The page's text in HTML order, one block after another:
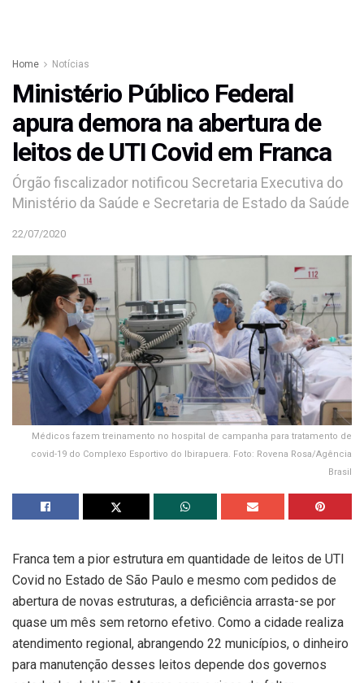
Home Notícias
Ministério Público Federal
apura demora na abertura de
leitos de UTI Covid em Franca
Órgão fiscalizador notificou Secretaria Executiva do
Ministério da Saúde e Secretaria de Estado da Saúde
22/07/2020
Médicos fazem treinamento no hospital de campanha para tratamento de
covid-19 do Complexo Esportivo do Ibirapuera. Foto: Rovena Rosa/Agência
Brasil
Franca tem a pior estrutura em quantidade de leitos de UTI
Covid no Estado de São Paulo e mesmo com pedidos de
abertura de novas estruturas, a deficiência arrasta-se por
quase um mês sem retorno efetivo. Como a cidade realiza
atendimento regional, abrangendo 22 municípios, o dinheiro
para manutenção desses leitos depende dos governos